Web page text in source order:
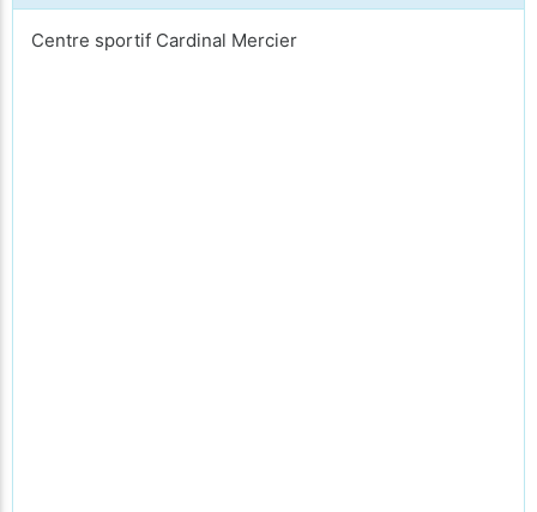
Centre sportif Cardinal Mercier